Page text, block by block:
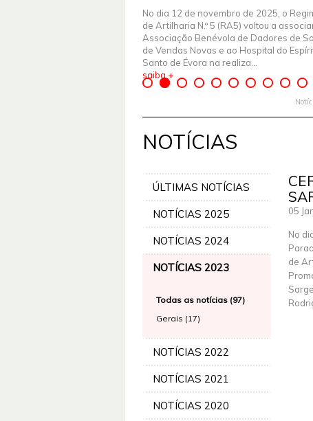
No dia 12 de novembro de 2025, o
de Artilharia N.º 5 (RA5) voltou a
Associação Benévola de Dadores de
de Vendas Novas e ao Hospital do
Santo de Évora na realiza...
saiba +
NOTÍCIAS
ÚLTIMAS NOTÍCIAS
NOTÍCIAS 2025
NOTÍCIAS 2024
NOTÍCIAS 2023
Todas as notícias (97)
Gerais (17)
NOTÍCIAS 2022
NOTÍCIAS 2021
NOTÍCIAS 2020
05
No
de